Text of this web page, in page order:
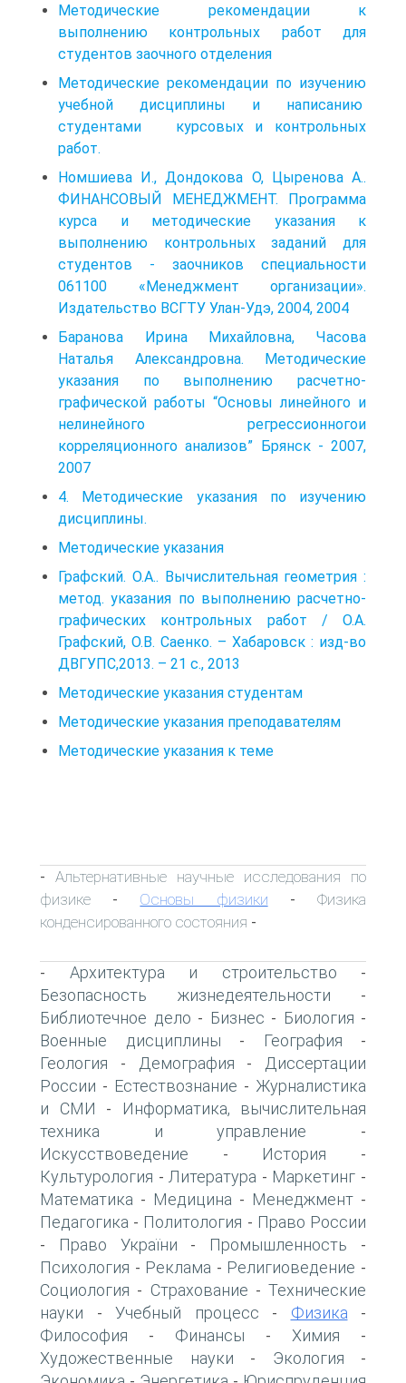
Методические рекомендации к
выполнению контрольных работ для
студентов заочного отделения
Методические рекомендации по изучению
учебной дисциплины и написанию
студентами курсовых и контрольных
работ.
Номшиева И., Дондокова О, Цыренова А..
ФИНАНСОВЫЙ МЕНЕДЖМЕНТ. Программа
курса и методические указания к
выполнению контрольных заданий для
студентов - заочников специальности
061100 «Менеджмент организации».
Издательство ВСГТУ Улан-Удэ, 2004, 2004
Баранова Ирина Михайловна, Часова
Наталья Александровна. Методические
указания по выполнению расчетно-
графической работы “Основы линейного и
нелинейного регрессионногои
корреляционного анализов” Брянск - 2007,
2007
4. Методические указания по изучению
дисциплины.
Методические указания
Графский. О.А.. Вычислительная геометрия :
метод. указания по выполнению расчетно-
графических контрольных работ / О.А.
Графский, О.В. Саенко. – Хабаровск : изд-во
ДВГУПС,2013. – 21 с., 2013
Методические указания студентам
Методические указания преподавателям
Методические указания к теме
- Альтернативные научные исследования по
физике - Основы физики -Физика
конденсированного состояния -
- Архитектура и строительство -
Безопасность жизнедеятельности -
Библиотечное дело - Бизнес - Биология -
Военные дисциплины - География -
Геология - Демография -
Диссертации
России - Естествознание - Журналистика
и СМИ -
Информатика, вычислительная
техника и управление -
Искусствоведение - История -
Культурология - Литература - Маркетинг -
Математика - Медицина - Менеджмент -
Педагогика - Политология - Право России
- Право України - Промышленность -
Психология - Реклама - Религиоведение -
Социология - Страхование - Технические
науки - Учебный процесс - Физика -
Философия - Финансы - Химия -
Художественные науки - Экология -